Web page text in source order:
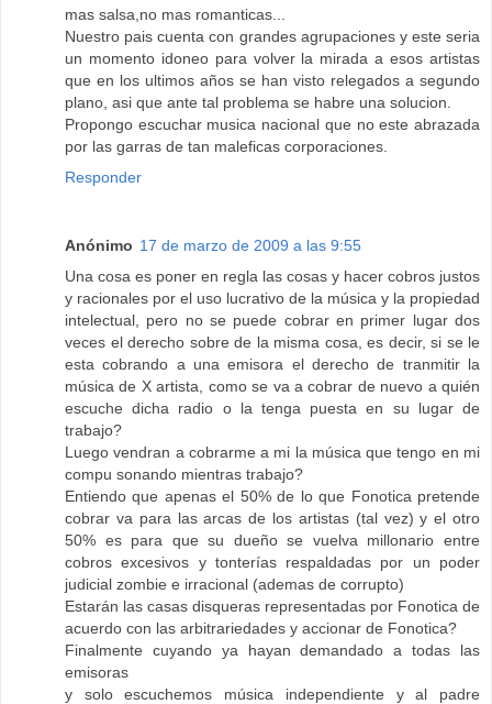
mas salsa,no mas romanticas...
Nuestro pais cuenta con grandes agrupaciones y este seria
un momento idoneo para volver la mirada a esos artistas
que en los ultimos años se han visto relegados a segundo
plano, asi que ante tal problema se habre una solucion.
Propongo escuchar musica nacional que no este abrazada
por las garras de tan maleficas corporaciones.
Responder
Anónimo 17 de marzo de 2009 a las 9:55
Una cosa es poner en regla las cosas y hacer cobros justos
y racionales por el uso lucrativo de la música y la propiedad
intelectual, pero no se puede cobrar en primer lugar dos
veces el derecho sobre de la misma cosa, es decir, si se le
esta cobrando a una emisora el derecho de tranmitir la
música de X artista, como se va a cobrar de nuevo a quién
escuche dicha radio o la tenga puesta en su lugar de
trabajo?
Luego vendran a cobrarme a mi la música que tengo en mi
compu sonando mientras trabajo?
Entiendo que apenas el 50% de lo que Fonotica pretende
cobrar va para las arcas de los artistas (tal vez) y el otro
50% es para que su dueño se vuelva millonario entre
cobros excesivos y tonterías respaldadas por un poder
judicial zombie e irracional (ademas de corrupto)
Estarán las casas disqueras representadas por Fonotica de
acuerdo con las arbitrariedades y accionar de Fonotica?
Finalmente cuyando ya hayan demandado a todas las
emisoras
y solo escuchemos música independiente y al padre